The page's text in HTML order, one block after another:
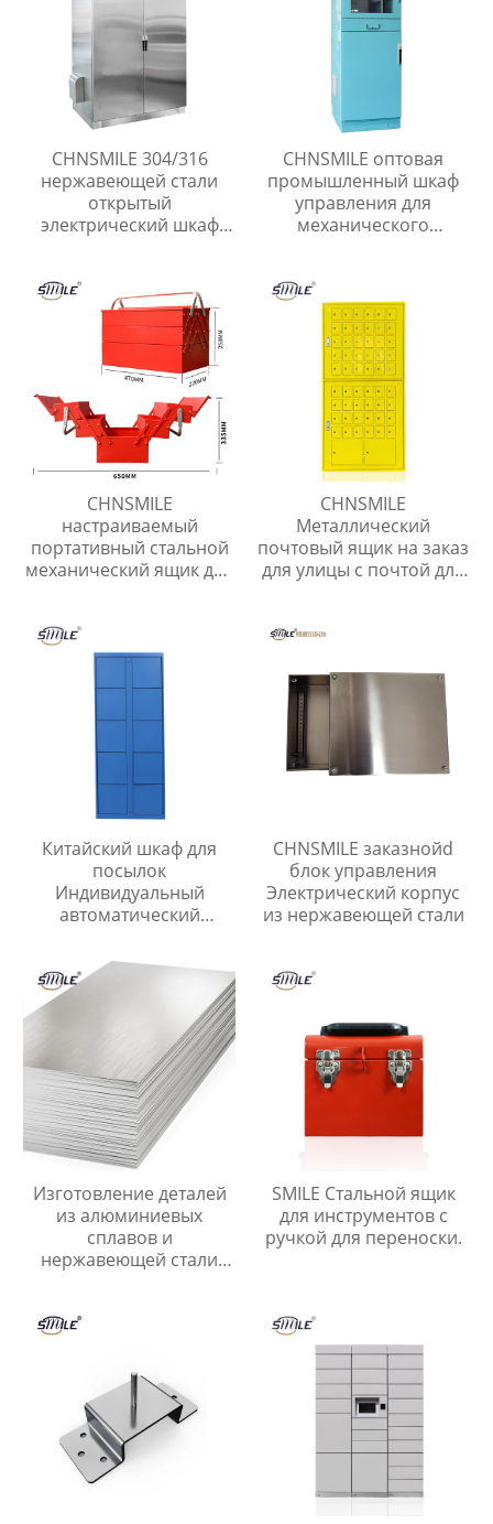
CHNSMILE 304/316
нержавеющей стали
открытый
электрический шкаф
пользовательские
услуги изготовления
CHNSMILE оптовая
промышленный шкаф
управления для
механического
популярной скидкой
CHNSMILE
настраиваемый
портативный стальной
механический ящик для
штабелируемый
трехслойный ящик для
инструментов
CHNSMILE
Металлический
почтовый ящик на заказ
для улицы с почтой для
навесом
Китайский шкаф для
посылок
Индивидуальный
автоматический
доставки посылок
CHNSMILE заказнойd
блок управления
Электрический корпус
из нержавеющей стали
Изготовление деталей
из алюминиевых
сплавов и
нержавеющей стали
листового металла
SMILE Стальной ящик
для инструментов с
ручкой для переноски.